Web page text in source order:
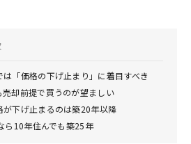
「価格の下げ止まり」に着目すべき
却前提で買うのが望ましい
が下げ止まるのは築20年以降
ら10年住んでも築25年